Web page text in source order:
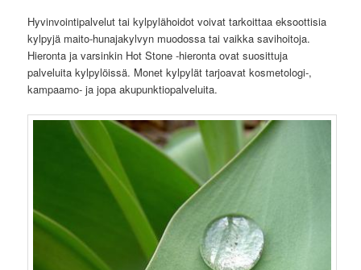
Hyvinvointipalvelut tai kylpylähoidot voivat tarkoittaa eksoottisia
kylpyjä maito-hunajakylvyn muodossa tai vaikka savihoitoja.
Hieronta ja varsinkin Hot Stone -hieronta ovat suosittuja
palveluita kylpylöissä. Monet kylpylät tarjoavat kosmetologi-,
kampaamo- ja jopa akupunktiopalveluita.